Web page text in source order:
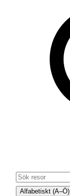
Alfabetiskt (A–Ö)